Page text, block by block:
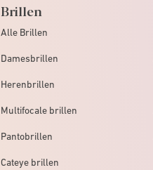
Brillen
Alle Brillen
Damesbrillen
Herenbrillen
Multifocale brillen
Pantobrillen
Cateye brillen